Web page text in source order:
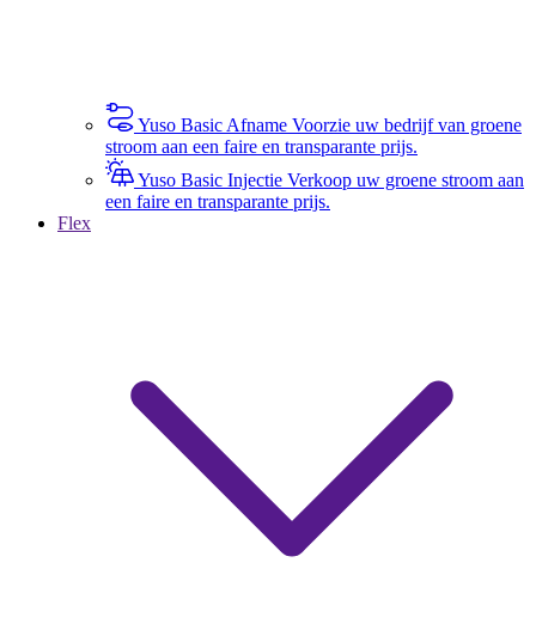
Yuso Basic Afname Voorzie uw bedrijf van groene
stroom aan een faire en transparante prijs.
Yuso Basic Injectie Verkoop uw groene stroom aan
een faire en transparante prijs.
Flex